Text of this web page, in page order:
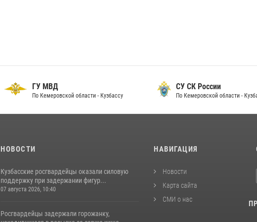
ГУ МВД
По Кемеровской области - Кузбассу
СУ СК России
По Кемеровской области -
НОВОСТИ
Кузбасские росгвардейцы оказали силовую
поддержку при задержании фигур...
07 августа 2026, 10:40
Росгвардейцы задержали горожанку,
НАВИГАЦИЯ
Новости
Карта сайта
СМИ о нас